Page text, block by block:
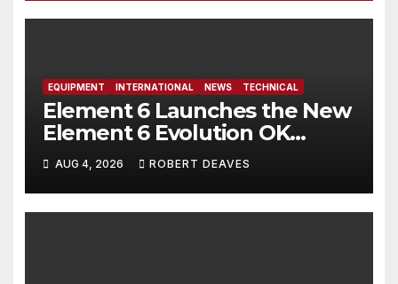
EQUIPMENT INTERNATIONAL NEWS TECHNICAL
Element 6 Launches the New
Element 6 Evolution OK
Dinghy in time for Worlds
2027
AUG 4, 2026 ROBERT DEAVES